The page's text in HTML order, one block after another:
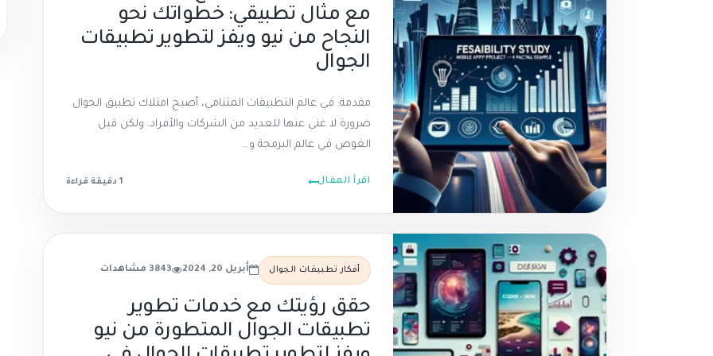
مع مثال تطبيقي: خطواتك نحو
النجاح من نيو ويفز لتطوير تطبيقات
الجوال
مقدمة: في عالم التطبيقات المتنامي، أصبح امتلاك تطبيق الجوال
ضرورة لا غنى عنها للعديد من الشركات والأفراد. ولكن قبل
الغوص في عالم البرمجة و...
اقرأ المقال 1 دقيقة قراءة
أفكار تطبيقات الجوال أبريل 20, 2024 3843 مشاهدات
حقق رؤيتك مع خدمات تطوير
تطبيقات الجوال المتطورة من نيو